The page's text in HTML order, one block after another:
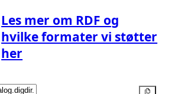
Les mer om RDF og
hvilke formater vi støtter
her